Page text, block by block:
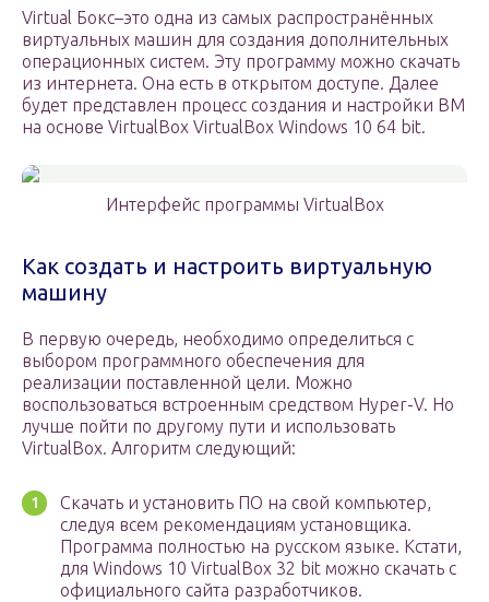
Virtual Бокс–это одна из самых распространённых
виртуальных машин для создания дополнительных
операционных систем. Эту программу можно скачать
из интернета. Она есть в открытом доступе. Далее
будет представлен процесс создания и настройки ВМ
на основе VirtualBox VirtualBox Windows 10 64 bit.
Интерфейс программы VirtualBox
Как создать и настроить виртуальную
машину
В первую очередь, необходимо определиться с
выбором программного обеспечения для
реализации поставленной цели. Можно
воспользоваться встроенным средством Hyper-V. Но
лучше пойти по другому пути и использовать
VirtualBox. Алгоритм следующий:
Скачать и установить ПО на свой компьютер,
следуя всем рекомендациям установщика.
Программа полностью на русском языке. Кстати,
для Windows 10 VirtualBox 32 bit можно скачать с
официального сайта разработчиков.